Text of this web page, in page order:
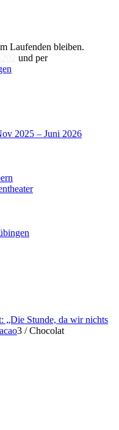
Laufenden bleiben.
und per
2025 – Juni 2026
„Die Stunde, da wir nichts
3 / Chocolat